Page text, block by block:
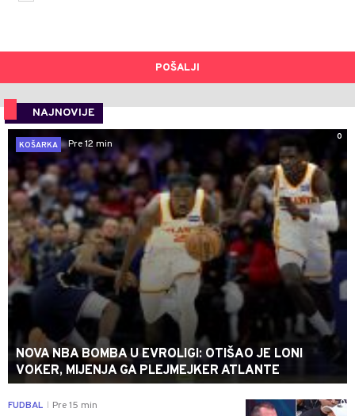
POŠALJI
NAJNOVIJE
0
KOŠARKA
Pre 12 min
NOVA NBA BOMBA U EVROLIGI: OTIŠAO JE LONI
VOKER, MIJENJA GA PLEJMEJKER ATLANTE
0
FUDBAL Pre 15 min